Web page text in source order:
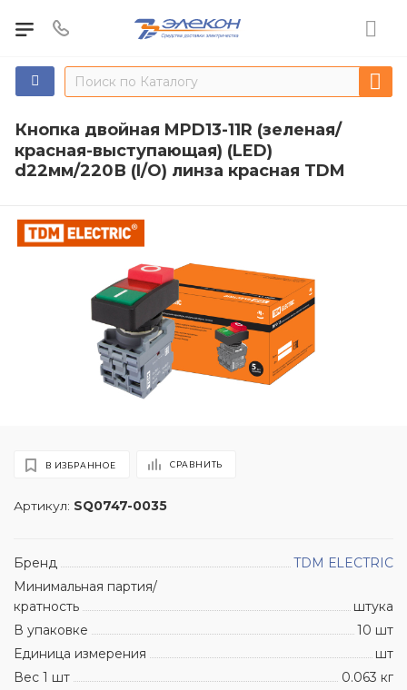
Кнопка двойная MPD13-11R (зеленая/
красная-выступающая) (LED)
d22мм/220В (I/O) линза красная TDM
Артикул: SQ0747-0035
В ИЗБРАННОЕ СРАВНИТЬ
Бренд
TDM ЕLECTRIC
Минимальная партия/
кратность
штука
В упаковке
10 шт
Единица измерения
шт
Вес 1 шт
0.063 кг